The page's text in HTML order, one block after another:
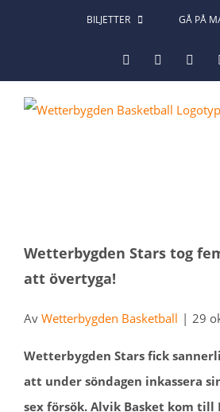
BILJETTER GÅ PÅ
FacebookInstagram
större
bild
Wetterbygden Stars tog
att övertyga!
Av Wetterbygden Basketball | 29
Wetterbygden Stars fick
att under söndagen inkassera
sex försök. Alvik Basket kom till